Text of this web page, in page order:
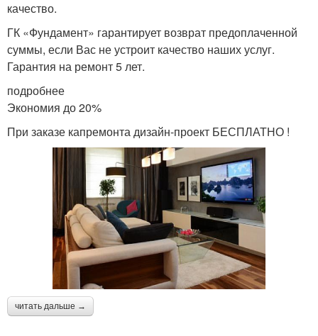
качество.
ГК «Фундамент» гарантирует возврат предоплаченной
суммы, если Вас не устроит качество наших услуг.
Гарантия на ремонт 5 лет.
подробнее
Экономия до 20%
При заказе капремонта дизайн-проект БЕСПЛАТНО !
читать дальше →